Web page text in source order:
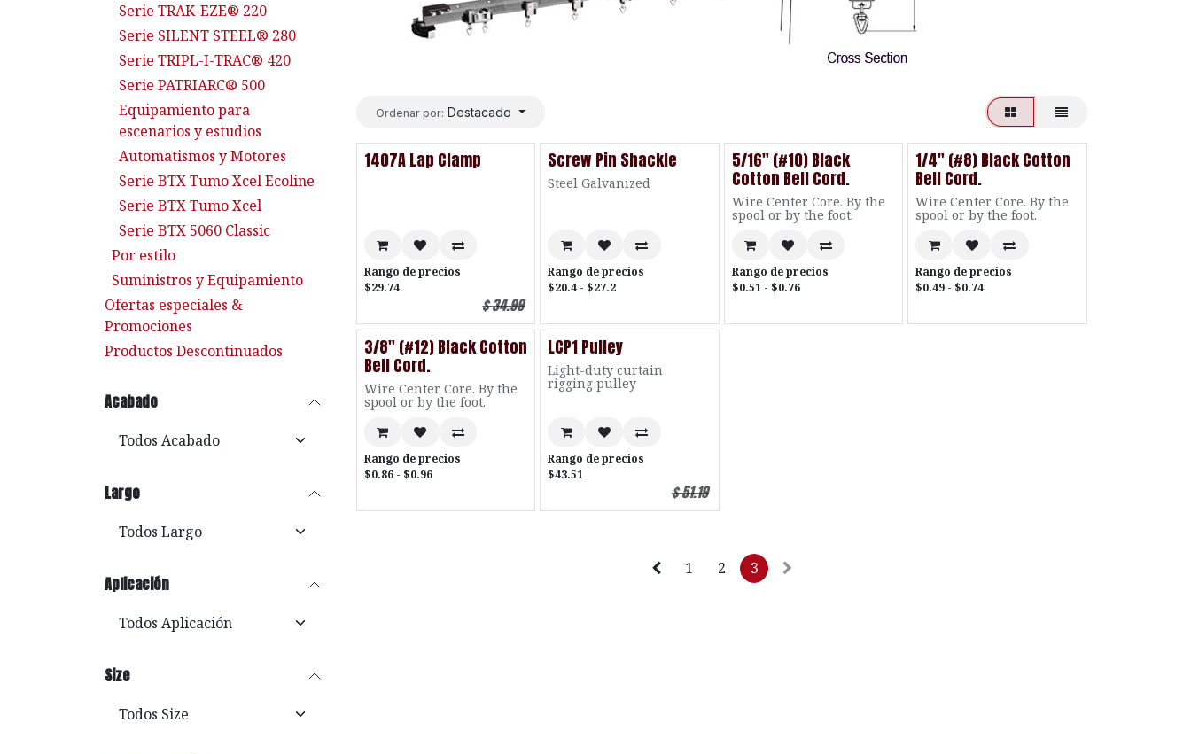
Serie TRAK-EZE® 220
Serie SILENT STEEL® 280
Serie TRIPL-I-TRAC® 420
Serie PATRIARC® 500
Equipamiento para
escenarios y estudios
Automatismos y Motores
Serie BTX Tumo Xcel Ecoline
Serie BTX Tumo Xcel
Serie BTX 5060 Classic
Por estilo
Suministros y Equipamiento
Ofertas especiales &
Promociones
Productos Descontinuados
Acabado
Largo
Aplicación
Size
Ordenar por: Destacado
1407A Lap Clamp
Rango de precios
$29.74
$34.99
Screw Pin Shackle
Steel Galvanized
Rango de precios
$20.4 - $27.2
5/16" (#10) Black
Cotton Bell Cord.
Wire Center Core. By the
spool or by the foot.
Rango de precios
$0.51 - $0.76
1/4" (#8) Black Cotton
Bell Cord.
Wire Center Core. By the
spool or by the foot.
Rango de precios
$0.49 - $0.74
3/8" (#12) Black Cotton
Bell Cord.
Wire Center Core. By the
spool or by the foot.
Rango de precios
$0.86 - $0.96
LCP1 Pulley
Light-duty curtain
rigging pulley
Rango de precios
$43.51
$51.19
1 2 3